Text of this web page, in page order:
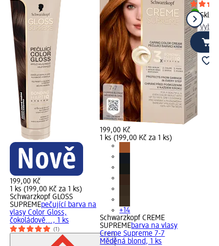
199,00 Kč
1 ks (199,00 Kč za 1 ks)
Schwarzkopf GLOSS
SUPREMEpečující barva na
vlasy Color Gloss,
čokoládově..., 1 ks
(1)
199,00 Kč
1 ks (199,00 Kč za 1 ks)
+14
Schwarzkopf CREME
SUPREMEbarva na vlasy
Creme Supreme 7-7
Měděná blond, 1 ks